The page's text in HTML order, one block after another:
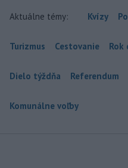
Aktuálne témy: Kvízy
Turizmus Cestovanie Rok
Dielo týždňa Referendum
Komunálne voľby